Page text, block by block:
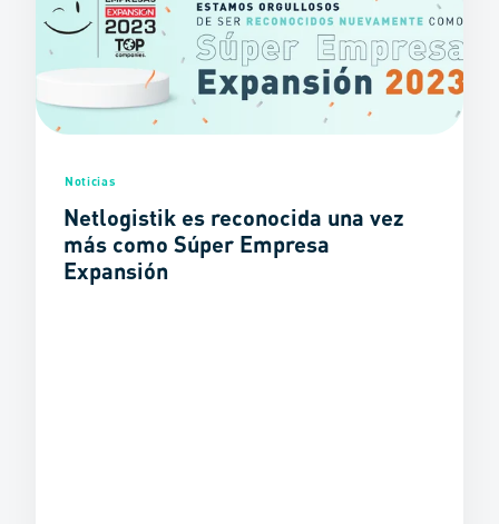
Noticias
Netlogistik es reconocida una vez
más como Súper Empresa
Expansión